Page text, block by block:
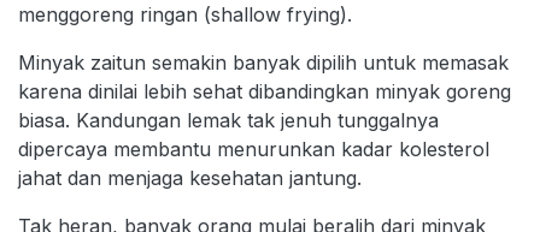
menggoreng ringan (shallow frying).
Minyak zaitun semakin banyak dipilih untuk memasak
karena dinilai lebih sehat dibandingkan minyak goreng
biasa. Kandungan lemak tak jenuh tunggalnya
dipercaya membantu menurunkan kadar kolesterol
jahat dan menjaga kesehatan jantung.
Tak heran, banyak orang mulai beralih dari minyak